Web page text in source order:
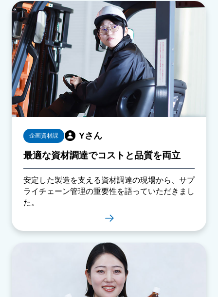
企画資材課 Yさん
最適な資材調達でコストと品質を両立
安定した製造を支える資材調達の現場から、サプ
ライチェーン管理の重要性を語っていただきまし
た。